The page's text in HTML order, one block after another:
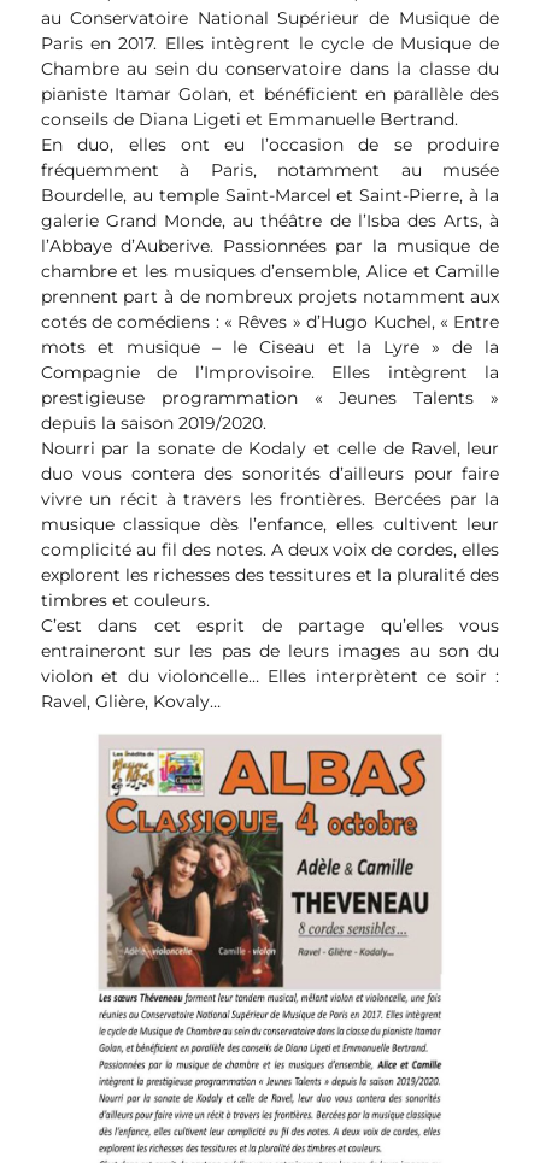
au Conservatoire National Supérieur de Musique de
Paris en 2017. Elles intègrent le cycle de Musique de
Chambre au sein du conservatoire dans la classe du
pianiste Itamar Golan, et bénéficient en parallèle des
conseils de Diana Ligeti et Emmanuelle Bertrand.
En duo, elles ont eu l’occasion de se produire
fréquemment à Paris, notamment au musée
Bourdelle, au temple Saint-Marcel et Saint-Pierre, à la
galerie Grand Monde, au théâtre de l’Isba des Arts, à
l’Abbaye d’Auberive. Passionnées par la musique de
chambre et les musiques d’ensemble, Alice et Camille
prennent part à de nombreux projets notamment aux
cotés de comédiens : « Rêves » d’Hugo Kuchel, « Entre
mots et musique – le Ciseau et la Lyre » de la
Compagnie de l’Improvisoire. Elles intègrent la
prestigieuse programmation « Jeunes Talents »
depuis la saison 2019/2020.
Nourri par la sonate de Kodaly et celle de Ravel, leur
duo vous contera des sonorités d’ailleurs pour faire
vivre un récit à travers les frontières. Bercées par la
musique classique dès l’enfance, elles cultivent leur
complicité au fil des notes. A deux voix de cordes, elles
explorent les richesses des tessitures et la pluralité des
timbres et couleurs.
C’est dans cet esprit de partage qu’elles vous
entraineront sur les pas de leurs images au son du
violon et du violoncelle… Elles interprètent ce soir :
Ravel, Glière, Kovaly…